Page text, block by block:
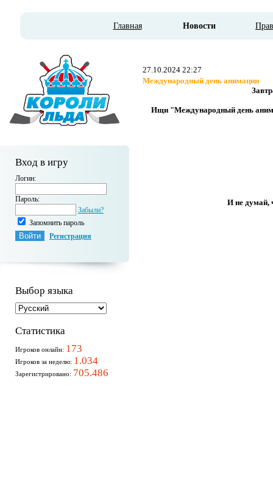
Главная Новости
Вход в игру
Логин:
Пароль:
Забыли?
Запомнить пароль
Регистрация
Выбор языка
Статистика
Игроков онлайн: 173
Игроков за неделю: 1.034
Зарегистрировано: 705.486
27.10.2024 22:27
Международный день анимации
Ищи "Международный день
И не думай,